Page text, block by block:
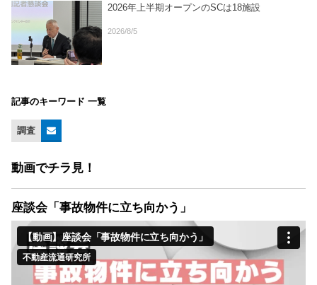
2026年上半期オープンのSCは18施設
2026/8/5
記事のキーワード 一覧
調査
動画でチラ見！
座談会「事故物件に立ち向かう」